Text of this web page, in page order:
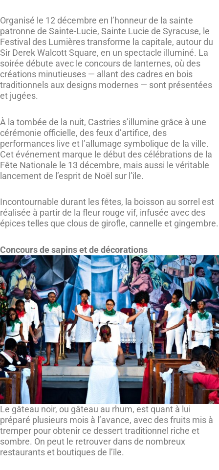
Organisé le 12 décembre en l’honneur de la sainte
patronne de Sainte-Lucie, Sainte Lucie de Syracuse, le
Festival des Lumières transforme la capitale, autour du
Sir Derek Walcott Square, en un spectacle illuminé. La
soirée débute avec le concours de lanternes, où des
créations minutieuses — allant des cadres en bois
traditionnels aux designs modernes — sont présentées
et jugées.
À la tombée de la nuit, Castries s’illumine grâce à une
cérémonie officielle, des feux d’artifice, des
performances live et l’allumage symbolique de la ville.
Cet événement marque le début des célébrations de la
Fête Nationale le 13 décembre, mais aussi le véritable
lancement de l’esprit de Noël sur l’île.
Incontournable durant les fêtes, la boisson au sorrel est
réalisée à partir de la fleur rouge vif, infusée avec des
épices telles que clous de girofle, cannelle et gingembre.
Concours de sapins et de décorations
Le gâteau noir, ou gâteau au rhum, est quant à lui
préparé plusieurs mois à l’avance, avec des fruits mis à
tremper pour obtenir ce dessert traditionnel riche et
sombre. On peut le retrouver dans de nombreux
restaurants et boutiques de l’île.